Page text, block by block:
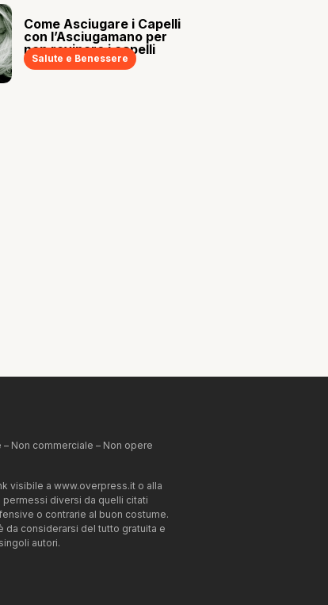
Come Asciugare i Capelli
con l’Asciugamano per
non rovinare i capelli
Salute e Benessere
Non commerciale – Non opere
visibile a www.overpress.it o alla
permessi diversi da quelli citati
o contrarie al buon costume.
da considerarsi del tutto gratuita e
autori.